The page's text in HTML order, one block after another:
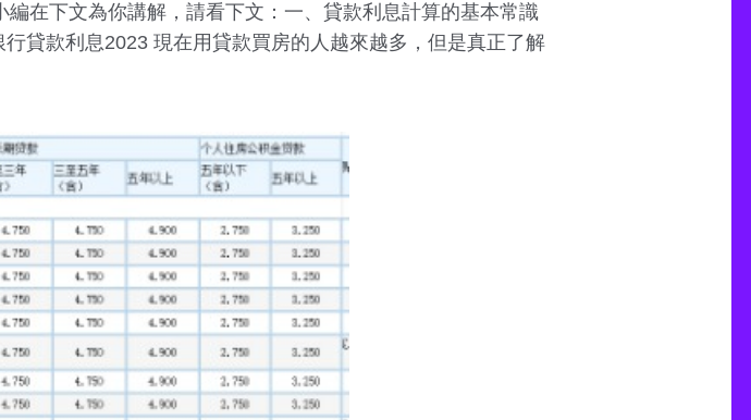
在下文為你講解，請看下文：一、貸款利息計算的基本常識
貸款利息2023 現在用貸款買房的人越來越多，但是真正了解